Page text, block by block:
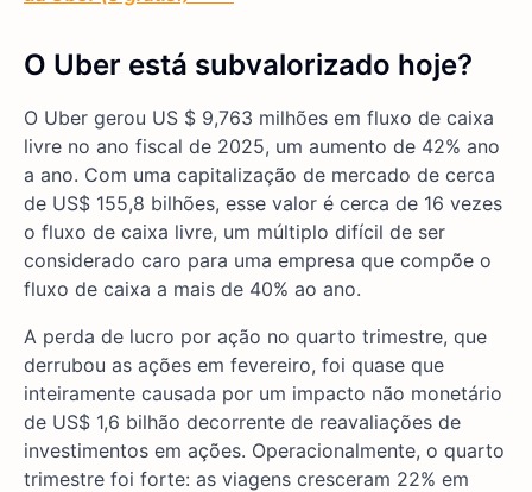
O Uber está subvalorizado hoje?
O Uber gerou US $ 9,763 milhões em fluxo de caixa
livre no ano fiscal de 2025, um aumento de 42% ano
a ano. Com uma capitalização de mercado de cerca
de US$ 155,8 bilhões, esse valor é cerca de 16 vezes
o fluxo de caixa livre, um múltiplo difícil de ser
considerado caro para uma empresa que compõe o
fluxo de caixa a mais de 40% ao ano.
A perda de lucro por ação no quarto trimestre, que
derrubou as ações em fevereiro, foi quase que
inteiramente causada por um impacto não monetário
de US$ 1,6 bilhão decorrente de reavaliações de
investimentos em ações. Operacionalmente, o quarto
trimestre foi forte: as viagens cresceram 22% em